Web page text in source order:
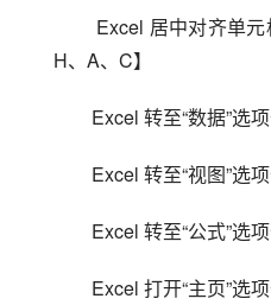
H、A、C】
Excel 转至“数据”选
Excel 转至“视图”选
Excel 转至“公式”选
Excel 打开“主页”选